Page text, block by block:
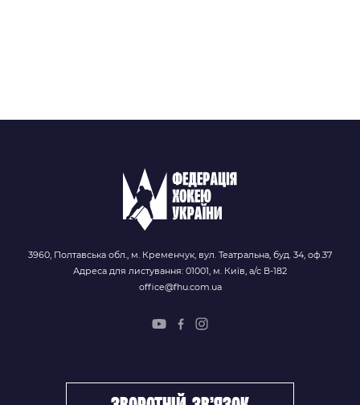
3960, Полтавська обл., м. Кременчук, вул. Театральна, буд. 34, оф.37
Адреса для листування: 01001, м. Київ, а/с В-182
office@fhu.com.ua